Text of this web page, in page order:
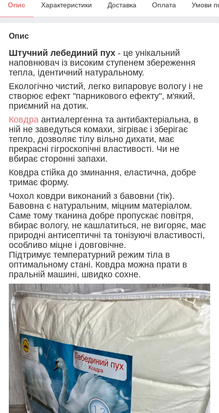
Опис Характеристики Доставка Оплата Умови
Опис
Штучний лебединий пух - це унікальний
наповнювач із високим ступенем збереження
тепла, ідентичний натуральному.
Екологічно чистий, легко випаровує вологу і не
створює ефект "парникового ефекту", м'який,
приємний на дотик.
Ковдра антиалергенна та антибактеріальна, в
ній не заведуться комахи, зігріває і зберігає
тепло, дозволяє тілу вільно дихати, має
прекрасні гігроскопічні властивості. Чи не
вбирає сторонні запахи.
Ковдра стійка до зминання, еластична, добре
тримає форму.
Чохол ковдри виконаний з бавовни (тік).
Бавовна є натуральним, міцним матеріалом.
Саме тому тканина добре пропускає повітря,
вбирає вологу, не кашлатиться, не вигоряє, має
природні антисептичні та тонізуючі властивості,
особливо міцне і довговічне.
Підтримує температурний режим тіла в
оптимальному стані. Ковдра можна прати в
пральній машині, швидко сохне.